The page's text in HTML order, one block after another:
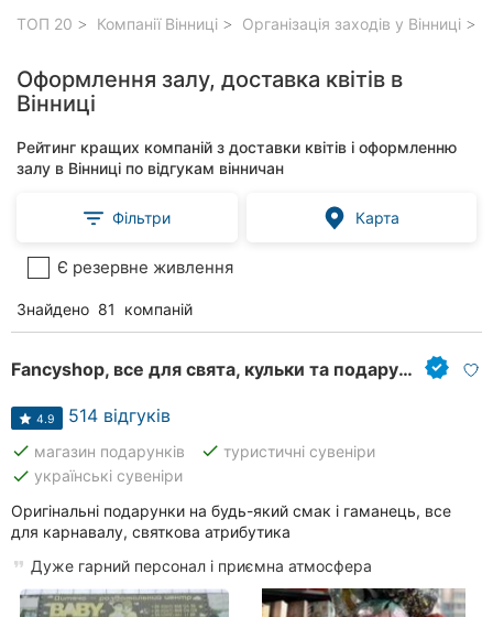
ТОП 20 Компанії Вінниці Організація заходів у Вінниці
Оформлення залу, доставка квітів в
Вінниці
Рейтинг кращих компаній з доставки квітів і оформленню
залу в Вінниці по відгукам вінничан
Фільтри Карта
Є резервне живлення
Знайдено 81 компаній
Fancyshop, все для свята, кульки та подарунки
4.9 514 відгуків
done магазин подарунків done туристичні сувеніри
done українські сувеніри
Оригінальні подарунки на будь-який смак і гаманець, все
для карнавалу, святкова атрибутика
Дуже гарний персонал і приємна атмосфера